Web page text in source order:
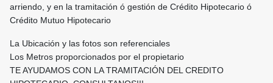
arriendo, y en la tramitación ó gestión de Crédito Hipotecario ó
Crédito Mutuo Hipotecario
La Ubicación y las fotos son referenciales
Los Metros proporcionados por el propietario
TE AYUDAMOS CON LA TRAMITACIÓN DEL CREDITO